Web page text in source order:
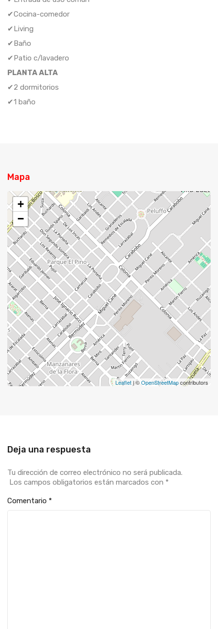
✔Cocina-comedor
✔Living
✔Baño
✔Patio c/lavadero
PLANTA ALTA
✔2 dormitorios
✔1 baño
Mapa
+
−
Leaflet| ©OpenStreetMapcontributors
Deja una respuesta
Tu dirección de correo electrónico no será publicada.
Los campos obligatorios están marcados con *
Comentario *